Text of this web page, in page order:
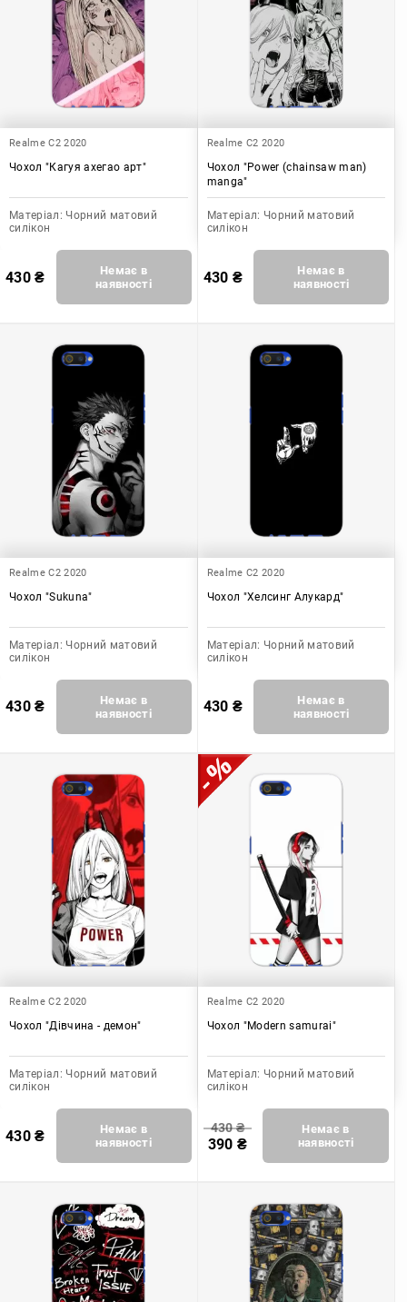
Realme C2 2020
Чохол "Кагуя ахегао арт"
Матеріал: Чорний матовий
силікон
430₴
Немає в
наявності
Realme C2 2020
Чохол "Power (chainsaw man)
manga"
Матеріал: Чорний матовий
силікон
430 ₴
Немає в
наявності
Realme C2 2020
Чохол "Sukuna"
Матеріал: Чорний матовий
силікон
430₴
Немає в
наявності
Realme C2 2020
Чохол "Хелсинг Алукард"
Матеріал: Чорний матовий
силікон
430 ₴
Немає в
наявності
Realme C2 2020
Чохол "Дівчина - демон"
Матеріал: Чорний матовий
силікон
430₴
Немає в
наявності
Realme C2 2020
Чохол "Modern samurai"
Матеріал: Чорний матовий
силікон
430₴
390 ₴
Немає в
наявності